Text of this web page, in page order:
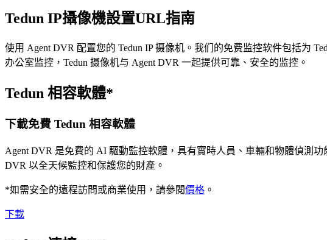
Tedun IP攝像機設置URL指南
使用 Agent DVR 配置您的 Tedun IP 摄像机。我们的免费监控软件包括为
办公室监控，Tedun 摄像机与 Agent DVR 一起提供可靠、安全的监控。
Tedun 相容軟體*
下載免費 Tedun 相容軟體
Agent DVR 是免費的 AI 驅動監控軟體，具有實時人員、車輛和物體偵測
DVR 以全天候監控和保護您的財產。
*如需安全的遠程訪問或商業使用，請參閱價格 。
下載